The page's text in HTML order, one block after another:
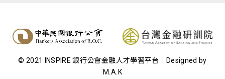
© 2021 INSPIRE 銀行公會金融人才學習平台｜
Designed by
M.A.K